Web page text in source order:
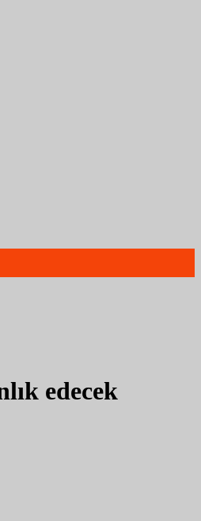
edecek